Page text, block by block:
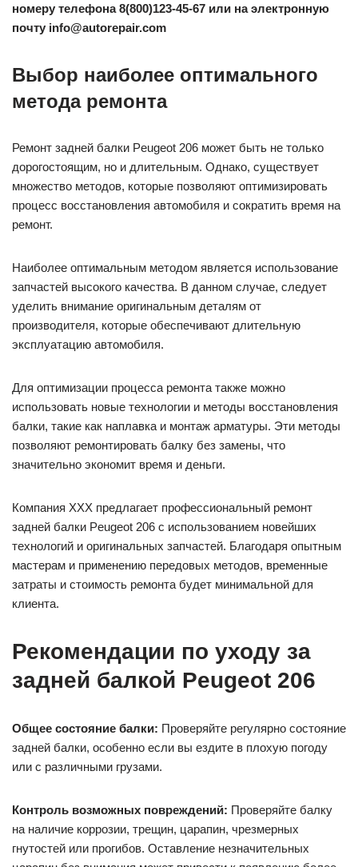
номеру телефона 8(800)123-45-67 или на электронную
почту info@autorepair.com
Выбор наиболее оптимального
метода ремонта
Ремонт задней балки Peugeot 206 может быть не только
дорогостоящим, но и длительным. Однако, существует
множество методов, которые позволяют оптимизировать
процесс восстановления автомобиля и сократить время на
ремонт.
Наиболее оптимальным методом является использование
запчастей высокого качества. В данном случае, следует
уделить внимание оригинальным деталям от
производителя, которые обеспечивают длительную
эксплуатацию автомобиля.
Для оптимизации процесса ремонта также можно
использовать новые технологии и методы восстановления
балки, такие как наплавка и монтаж арматуры. Эти методы
позволяют ремонтировать балку без замены, что
значительно экономит время и деньги.
Компания XXX предлагает профессиональный ремонт
задней балки Peugeot 206 с использованием новейших
технологий и оригинальных запчастей. Благодаря опытным
мастерам и применению передовых методов, временные
затраты и стоимость ремонта будет минимальной для
клиента.
Рекомендации по уходу за
задней балкой Peugeot 206
Общее состояние балки: Проверяйте регулярно состояние
задней балки, особенно если вы ездите в плохую погоду
или с различными грузами.
Контроль возможных повреждений: Проверяйте балку
на наличие коррозии, трещин, царапин, чрезмерных
гнутостей или прогибов. Оставление незначительных